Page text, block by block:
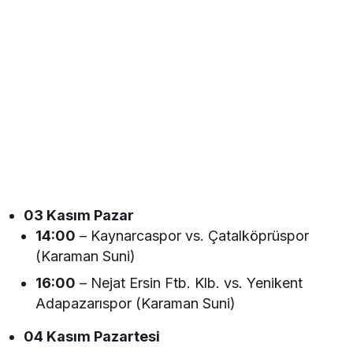
03 Kasım Pazar
14:00 – Kaynarcaspor vs. Çatalköprüspor
(Karaman Suni)
16:00 – Nejat Ersin Ftb. Klb. vs. Yenikent
Adapazarıspor (Karaman Suni)
04 Kasım Pazartesi